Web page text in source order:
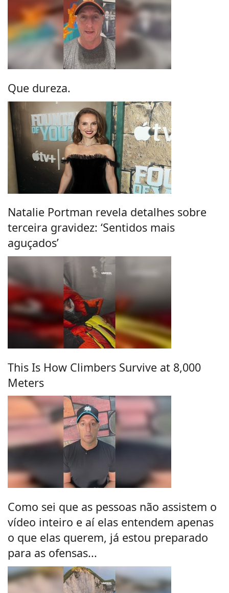
Que dureza.
Natalie Portman revela detalhes sobre
terceira gravidez: ‘Sentidos mais
aguçados’
This Is How Climbers Survive at 8,000
Meters
Como sei que as pessoas não assistem o
vídeo inteiro e aí elas entendem apenas
o que elas querem, já estou preparado
para as ofensas...